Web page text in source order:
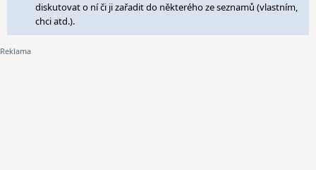
diskutovat o ní či ji zařadit do některého ze seznamů (vlastním,
chci atd.).